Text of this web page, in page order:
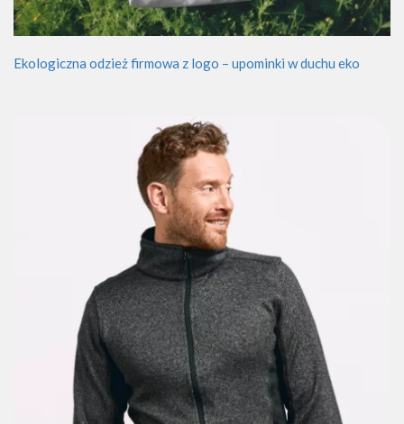
Ekologiczna odzież firmowa z logo – upominki w duchu eko